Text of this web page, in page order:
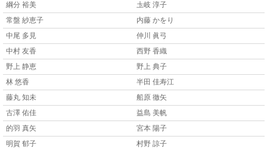
綱分 裕美
圡岐 淳子
常盤 紗恵子
内藤 かをり
中尾 多見
仲川 眞弓
中村 友香
西野 香織
野上 静恵
野上 典子
林 悠香
半田 佳寿江
藤丸 知未
船原 徹矢
古澤 佑佳
益島 美帆
的羽 真矢
宮本 陽子
明賀 郁子
村野 諒子